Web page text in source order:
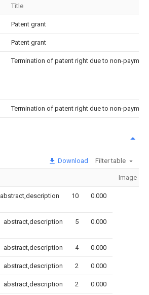
Title
Patent grant
Patent grant
Termination of patent right due to non-
Termination of patent right due to non-
Download Filter table
Image
abstract,description 10 0.000
abstract,description 5 0.000
abstract,description 4 0.000
abstract,description 2 0.000
abstract,description 2 0.000